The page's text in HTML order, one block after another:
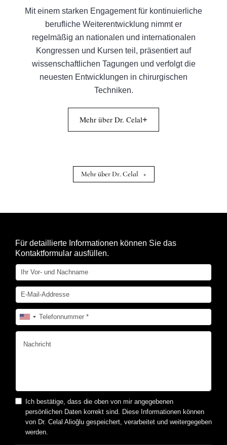
Mit einem starken Engagement für kontinuierliche
berufliche Weiterentwicklung nimmt er
regelmäßig an nationalen und internationalen
Kongressen und Kursen teil, präsentiert auf
wissenschaftlichen Tagungen und verfolgt die
neuesten Entwicklungen in chirurgischen
Techniken.
Mehr über Dr. Celal+
Mehr über Dr. Celal +
Für detaillierte Informationen können Sie das
Kontaktformular ausfüllen.
Ich bestätige, dass die oben von mir angegebenen
persönlichen Daten korrekt sind. Diese Informationen können
von Dr. Celal Alioğlu gespeichert, verarbeitet und weitergegeben
werden.